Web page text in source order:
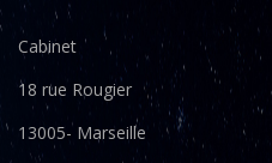
Cabinet
18 rue Rougier
13005- Marseille